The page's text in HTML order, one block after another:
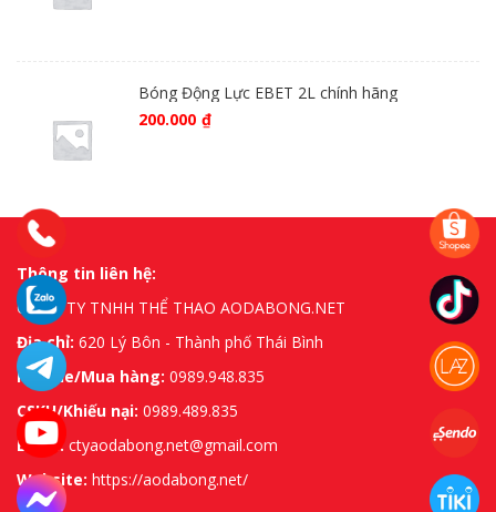
Bóng Động Lực EBET 2L chính hãng
200.000 ₫
Thông tin liên hệ:
CÔNG TY TNHH THỂ THAO AODABONG.NET
Địa chỉ: 620 Lý Bôn - Thành phố Thái Bình
Hotline/Mua hàng: 0989.948.835
CSKH/Khiếu nại: 0989.489.835
Email:ctyaodabong.net@gmail.com
Website: https://aodabong.net/